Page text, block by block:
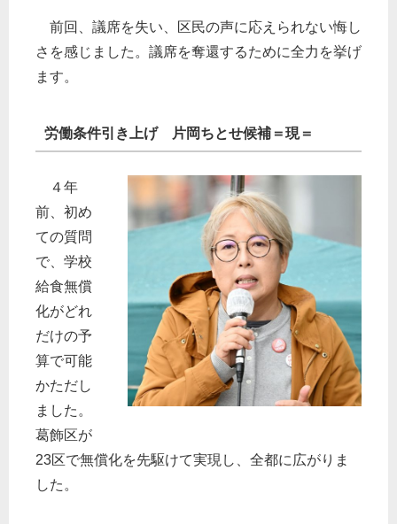
前回、議席を失い、区民の声に応えられない悔し
さを感じました。議席を奪還するために全力を挙げ
ます。
労働条件引き上げ 片岡ちとせ候補＝現＝
４年
前、初め
ての質問
で、学校
給食無償
化がどれ
だけの予
算で可能
かただし
ました。
葛飾区が
23区で無償化を先駆けて実現し、全都に広がりま
した。